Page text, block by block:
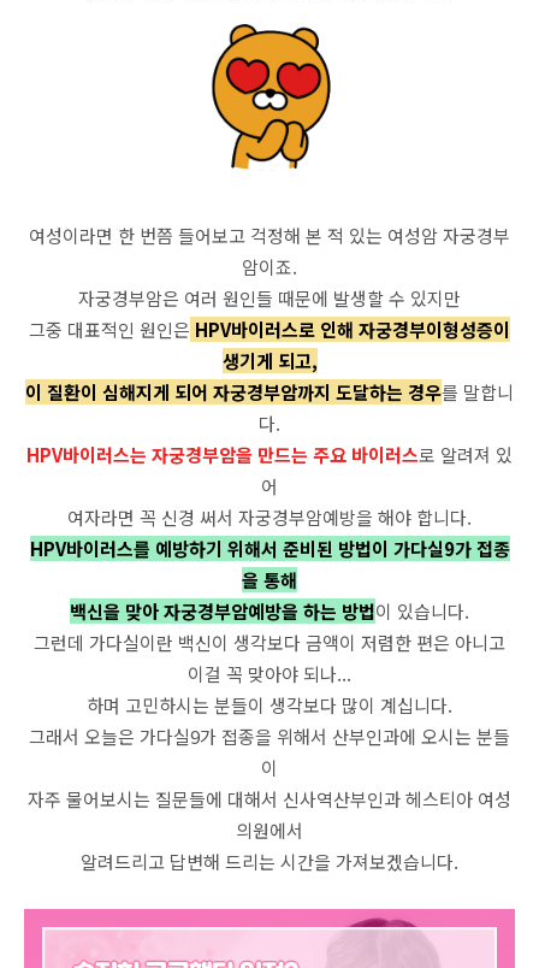
여성이라면 한 번쯤 들어보고 걱정해 본 적 있는 여성암 자궁경부
암이죠.
자궁경부암은 여러 원인들 때문에 발생할 수 있지만
그중 대표적인 원인은 HPV바이러스로 인해 자궁경부이형성증이
생기게 되고,
이 질환이 심해지게 되어 자궁경부암까지 도달하는 경우를 말합니
다.
HPV바이러스는 자궁경부암을 만드는 주요 바이러스로 알려져 있
어
여자라면 꼭 신경 써서 자궁경부암예방을 해야 합니다.
HPV바이러스를 예방하기 위해서 준비된 방법이 가다실9가 접종
을 통해
백신을 맞아 자궁경부암예방을 하는 방법이 있습니다.
그런데 가다실이란 백신이 생각보다 금액이 저렴한 편은 아니고
이걸 꼭 맞아야 되나...
하며 고민하시는 분들이 생각보다 많이 계십니다.
그래서 오늘은 가다실9가 접종을 위해서 산부인과에 오시는 분들
이
자주 물어보시는 질문들에 대해서 신사역산부인과 헤스티아 여성
의원에서
알려드리고 답변해 드리는 시간을 가져보겠습니다.